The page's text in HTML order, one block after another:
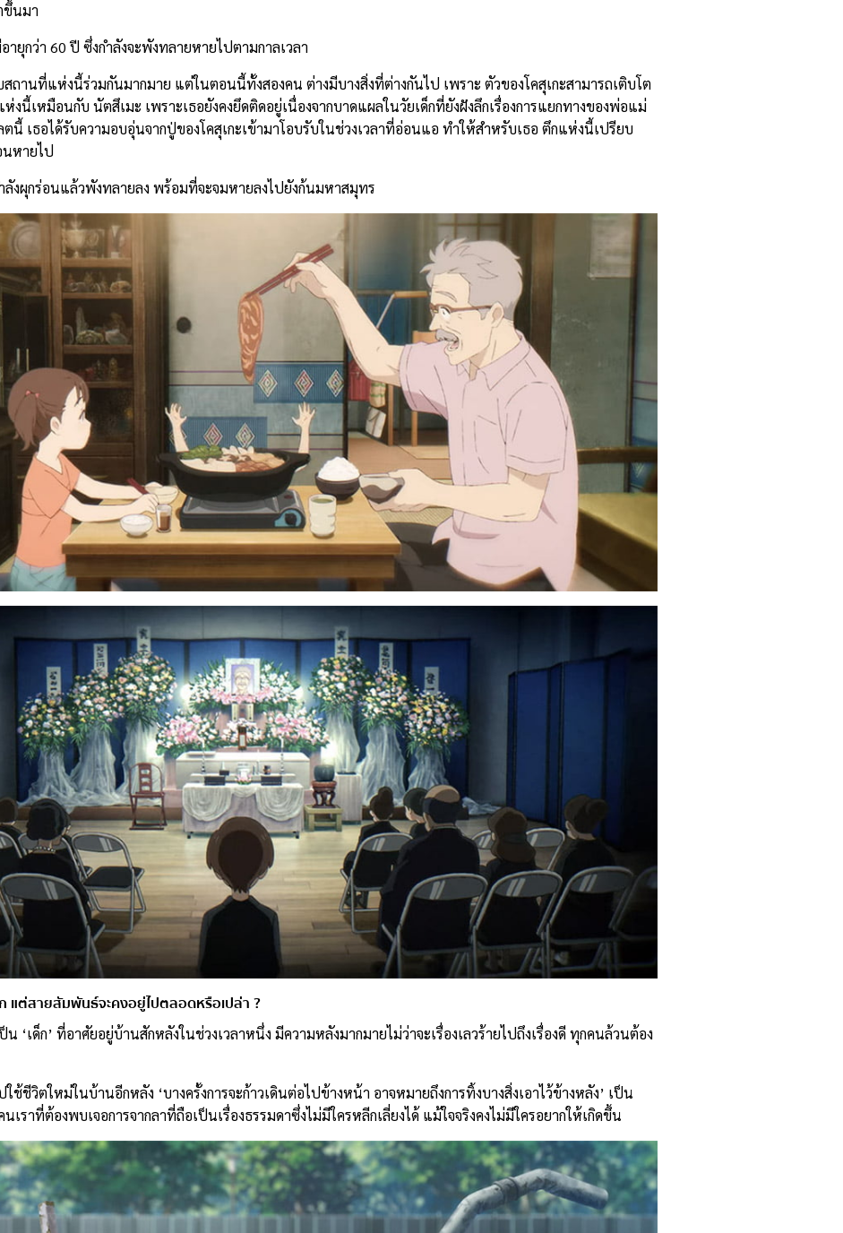
ขึ้นมา
ยุกว่า 60 ปี ซึ่งกำลังจะพังทลายหายไปตามกาลเวลา
ถานที่แห่งนี้ร่วมกันมากมาย แต่ในตอนนี้ทั้งสองคน ต่างมีบางสิ่งที่ต่างกันไป เพราะ ตัวของโคสุเกะสามารถเติบโต
นี้เหมือนกับ นัตสึเมะ เพราะเธอยังคงยึดติดอยู่เนื่องจากบาดแผลในวัยเด็กที่ยังฝังลึกเรื่องการแยกทางของพ่อแม่
นี้ เธอได้รับความอบอุ่นจากปู่ของโคสุเกะเข้ามาโอบรับในช่วงเวลาที่อ่อนแอ ทำให้สำหรับเธอ ตึกแห่งนี้เปรียบ
นหายไป
งผุกร่อนแล้วพังทลายลง พร้อมที่จะจมหายลงไปยังก้นมหาสมุทร
แต่สายสัมพันธ์จะคงอยู่ไปตลอดหรือเปล่า ?
‘เด็ก’ ที่อาศัยอยู่บ้านสักหลังในช่วงเวลาหนึ่ง มีความหลังมากมายไม่ว่าจะเรื่องเลวร้ายไปถึงเรื่องดี ทุกคนล้วนต้อง
ช้ชีวิตใหม่ในบ้านอีกหลัง ‘บางครั้งการจะก้าวเดินต่อไปข้างหน้า อาจหมายถึงการทิ้งบางสิ่งเอาไว้ข้างหลัง’ เป็น
เราที่ต้องพบเจอการจากลาที่ถือเป็นเรื่องธรรมดาซึ่งไม่มีใครหลีกเลี่ยงได้ แม้ใจจริงคงไม่มีใครอยากให้เกิดขึ้น